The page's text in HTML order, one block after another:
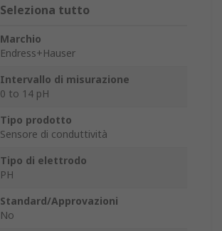
Seleziona tutto
Marchio
Endress+Hauser
Intervallo di misurazione
0 to 14 pH
Tipo prodotto
Sensore di conduttività
Tipo di elettrodo
PH
Standard/Approvazioni
No